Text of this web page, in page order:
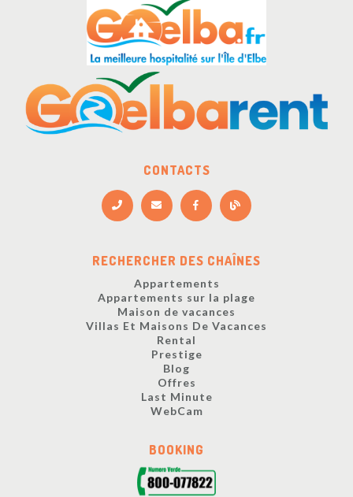
CONTACTS
RECHERCHER DES CHAÎNES
Appartements
Appartements sur la plage
Maison de vacances
Villas Et Maisons De Vacances
Rental
Prestige
Blog
Offres
Last Minute
WebCam
BOOKING